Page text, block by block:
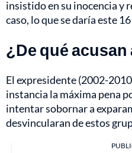
insistido en su inocencia y
caso, lo que se daría este
¿De qué acusan
El expresidente (2002-
instancia la máxima pena
intentar sobornar a
desvincularan de estos